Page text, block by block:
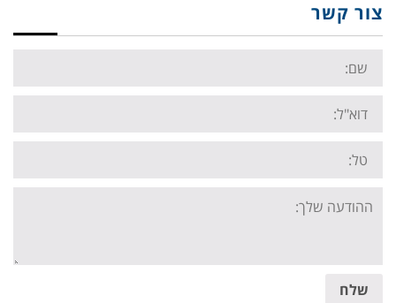
צור קשר
Name:
Email:
Tel:
Your
message:
שלח